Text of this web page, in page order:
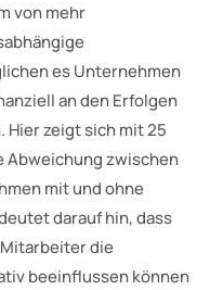
von mehr
es Unternehmen
an den Erfolgen
Hier zeigt sich mit 25
zwischen
mit und ohne
darauf hin, dass
die
beeinflussen können